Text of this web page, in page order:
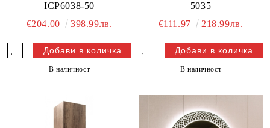
ICP6038-50
€204.00
398.99лв.
В наличност
5035
€111.97
218.99лв.
В наличност